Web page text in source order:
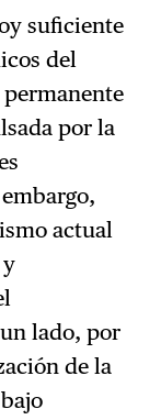
suficiente
del
por la
actual
lado, por
de la